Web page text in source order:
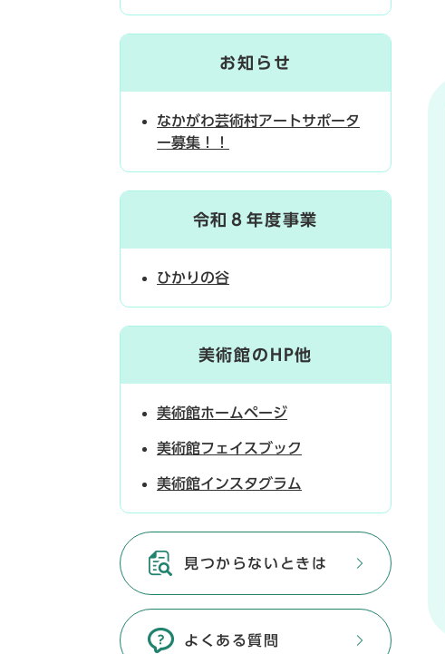
お知らせ
なかがわ芸術村アートサポータ
ー募集！！
令和８年度事業
ひかりの谷
美術館のHP他
美術館ホームページ
美術館フェイスブック
美術館インスタグラム
見つからないときは
よくある質問